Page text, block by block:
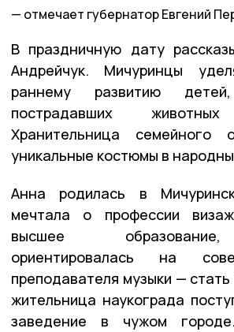
отмечает губернатор Евгений
В праздничную дату
Андрейчук. Мичуринцы
раннему развитию
пострадавших
Хранительница семейного
уникальные костюмы в
Анна родилась в
мечтала о профессии
высшее
ориентировалась на
преподавателя музыки —
жительница наукограда
заведение в чужом